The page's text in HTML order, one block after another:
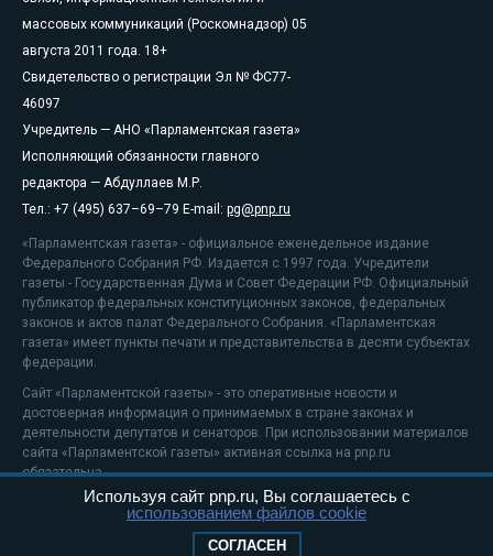
массовых коммуникаций (Роскомнадзор) 05
августа 2011 года. 18+
Свидетельство о регистрации Эл № ФС77-
46097
Учредитель — АНО «Парламентская газета»
Исполняющий обязанности главного
редактора — Абдуллаев М.Р.
Тел.: +7 (495) 637–69–79 E-mail: pg@pnp.ru
«Парламентская газета» - официальное еженедельное издание
Федерального Собрания РФ. Издается с 1997 года. Учредители
газеты - Государственная Дума и Совет Федерации РФ. Официальный
публикатор федеральных конституционных законов, федеральных
законов и актов палат Федерального Собрания. «Парламентская
газета» имеет пункты печати и представительства в десяти субъектах
федерации.
Сайт «Парламентской газеты» - это оперативные новости и
достоверная информация о принимаемых в стране законах и
деятельности депутатов и сенаторов. При использовании материалов
сайта «Парламентской газеты» активная ссылка на pnp.ru
обязательна.
На информационном ресурсе применяютсярекомендательные
Положение о защите персональных данных
Используя сайт pnp.ru, Вы соглашаетесь с
использованием файлов cookie
СОГЛАСЕН